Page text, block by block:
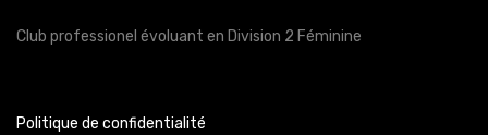
Club professionel évoluant en Division 2 Féminine
Politique de confidentialité